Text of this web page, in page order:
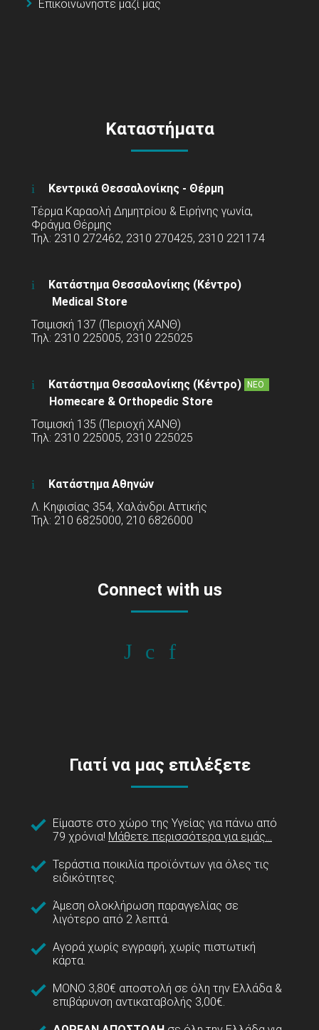
Επικοινωνήστε μαζί μας
Καταστήματα
Κεντρικά Θεσσαλονίκης - Θέρμη
Τέρμα Καραολή Δημητρίου & Ειρήνης γωνία,
Φράγμα Θέρμης
Τηλ: 2310 272462, 2310 270425, 2310 221174
Κατάστημα Θεσσαλονίκης (Κέντρο)
Medical Store
Τσιμισκή 137 (Περιοχή ΧΑΝΘ)
Τηλ: 2310 225005, 2310 225025
Κατάστημα Θεσσαλονίκης (Κέντρο) ΝΕΟ
Homecare & Orthopedic Store
Τσιμισκή 135 (Περιοχή ΧΑΝΘ)
Τηλ: 2310 225005, 2310 225025
Κατάστημα Αθηνών
Λ. Κηφισίας 354, Χαλάνδρι Αττικής
Τηλ: 210 6825000, 210 6826000
Connect with us
Γιατί να μας επιλέξετε
Είμαστε στο χώρο της Υγείας για πάνω από
79 χρόνια! Μάθετε περισσότερα για εμάς...
Τεράστια ποικιλία προϊόντων για όλες τις
ειδικότητες.
Άμεση ολοκλήρωση παραγγελίας σε
λιγότερο από 2 λεπτά.
Αγορά χωρίς εγγραφή, χωρίς πιστωτική
κάρτα.
ΜΟΝΟ 3,80€ αποστολή σε όλη την Ελλάδα &
επιβάρυνση αντικαταβολής 3,00€.